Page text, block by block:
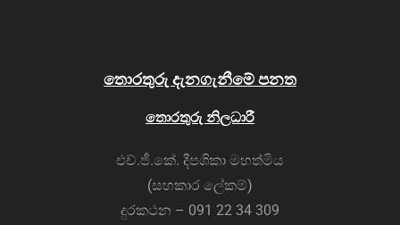
තොරතුරු දැනගැනීමේ පනත
තොරතුරු නිලධාරී
එච්.ජී.කේ. දීපශිකා මහත්මිය
(සහකාර ලේකම්)
දුරකථන – 091 22 34 309